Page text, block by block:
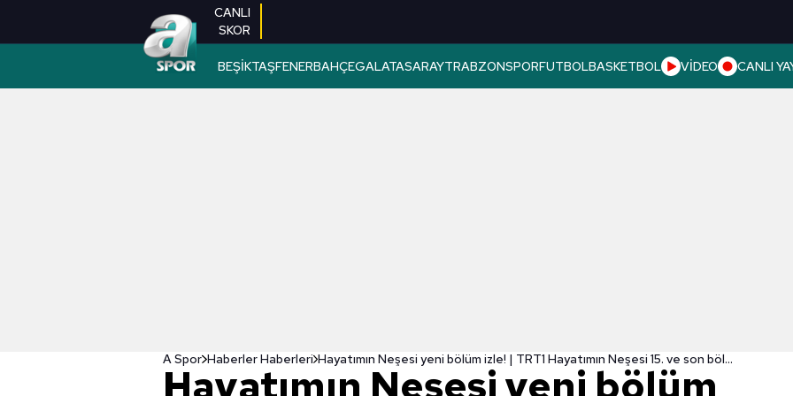
CANLI
SKOR
BEŞİKTAŞFENERBAHÇEGALATASARAYTRABZONSPORFUTBOLBASKETBOL VİDEO CANLI
A Spor Haberler Haberleri Hayatımın Neşesi yeni bölüm izle! | TRT1 Hayatımın Neşesi 15. ve son bölüm izle
Hayatımın Neşesi yeni bölüm